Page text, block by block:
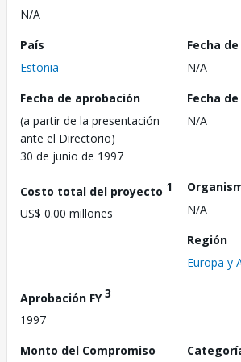
N/A
País
Estonia
Fecha
N/A
Fecha de aprobación
(a partir de la presentación
ante el Directorio)
30 de junio de 1997
Fecha
N/A
Costo total del proyecto 1
US$ 0.00 millones
N/A
Región
Europa y
Aprobación FY3
1997
Monto del Compromiso